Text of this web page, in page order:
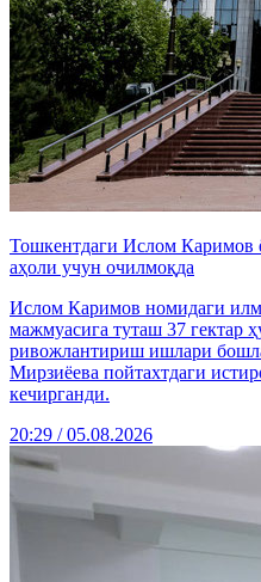
Тошкентдаги Ислом Каримов
аҳоли учун очилмоқда
Ислом Каримов номидаги
мажмуасига туташ 37 гектар
ривожлантириш ишлари
Мирзиёева пойтахтдаги
кечирганди.
20:29 / 05.08.2026